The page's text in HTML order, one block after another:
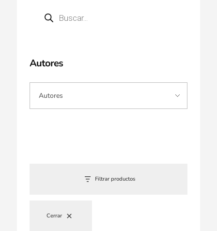
Autores
Filtrar productos
Cerrar